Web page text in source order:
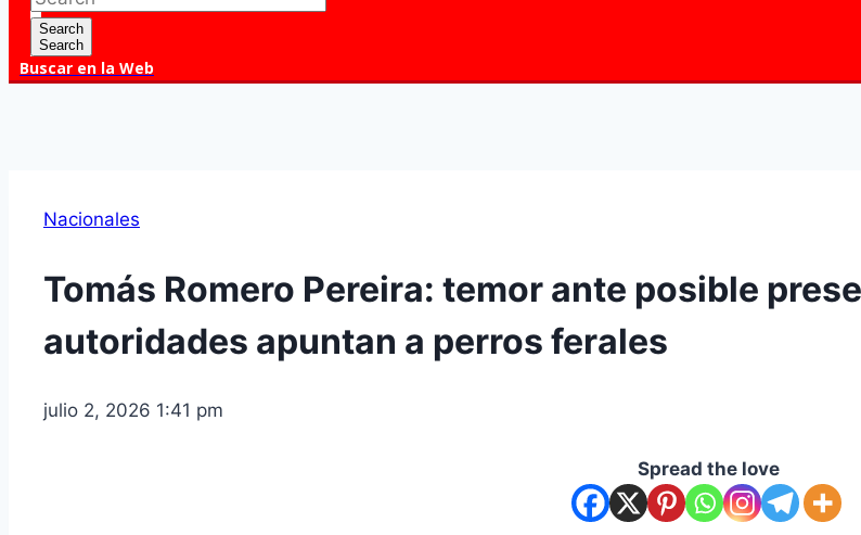
Search
Search
Buscar en la Web
Nacionales
Tomás Romero Pereira: temor ante posible
autoridades apuntan a perros ferales
julio 2, 2026 1:41 pm
Spread the love